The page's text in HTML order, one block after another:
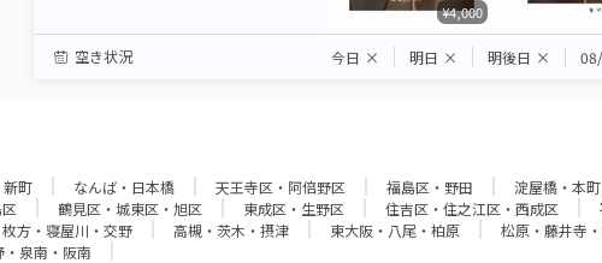
¥4,000
空き状況 今日 × 明日 × 明後日 ×
新町 なんば・日本橋 天王寺区・阿倍野区 福島区・野田 淀屋橋・本
鶴見区・城東区・旭区 東成区・生野区 住吉区・住之江区・西成区
枚方・寝屋川・交野 高槻・茨木・摂津 東大阪・八尾・柏原 松原・藤井寺
・泉南・阪南